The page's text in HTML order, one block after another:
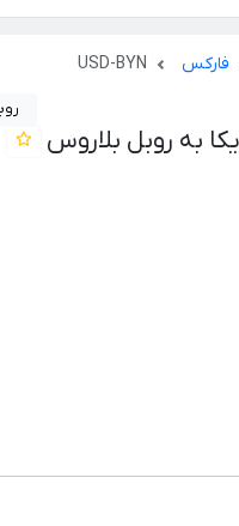
فارکس USD-BYN
به روبل بلاروس